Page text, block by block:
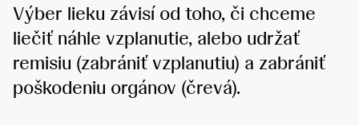
Výber lieku závisí od toho, či chceme
liečiť náhle vzplanutie, alebo udržať
remisiu (zabrániť vzplanutiu) a zabrániť
poškodeniu orgánov (črevá).